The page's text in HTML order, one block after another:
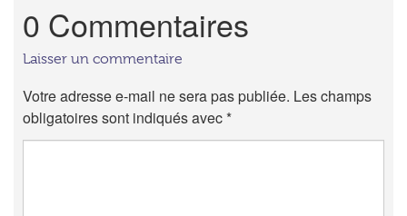
0 Commentaires
Laisser un commentaire
Votre adresse e-mail ne sera pas publiée. Les champs
obligatoires sont indiqués avec*